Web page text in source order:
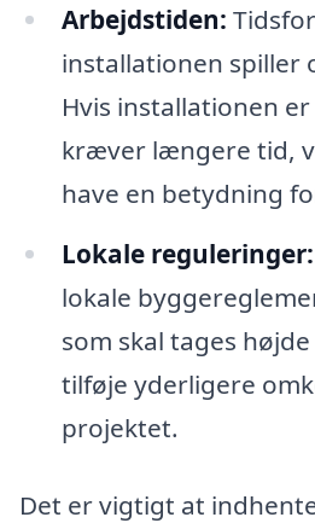
Arbejdstiden:
installationen spiller
Hvis installationen
kræver længere tid,
have en betydning
Lokale reguleringer:
lokale
som skal tages
tilføje yderligere
projektet.
Det er vigtigt at